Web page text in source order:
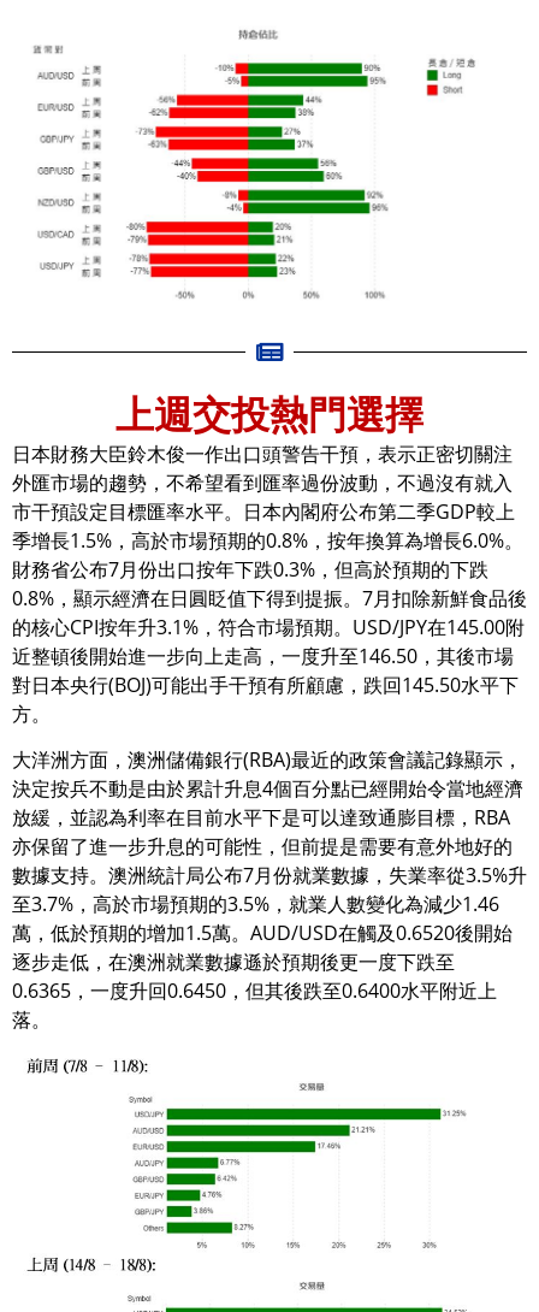
上週交投熱門選擇
日本財務大臣鈴木俊一作出口頭警告干預，表示正密切關注
外匯市場的趨勢，不希望看到匯率過份波動，不過沒有就入
市干預設定目標匯率水平。日本內閣府公布第二季GDP較上
季增長1.5%，高於市場預期的0.8%，按年換算為增長6.0%。
財務省公布7月份出口按年下跌0.3%，但高於預期的下跌
0.8%，顯示經濟在日圓眨值下得到提振。7月扣除新鮮食品後
的核心CPI按年升3.1%，符合市場預期。USD/JPY在145.00附
近整頓後開始進一步向上走高，一度升至146.50，其後市場
對日本央行(BOJ)可能出手干預有所顧慮，跌回145.50水平下
方。
大洋洲方面，澳洲儲備銀行(RBA)最近的政策會議記錄顯示，
決定按兵不動是由於累計升息4個百分點已經開始令當地經濟
放緩，並認為利率在目前水平下是可以達致通膨目標，RBA
亦保留了進一步升息的可能性，但前提是需要有意外地好的
數據支持。澳洲統計局公布7月份就業數據，失業率從3.5%升
至3.7%，高於市場預期的3.5%，就業人數變化為減少1.46
萬，低於預期的增加1.5萬。AUD/USD在觸及0.6520後開始
逐步走低，在澳洲就業數據遜於預期後更一度下跌至
0.6365，一度升回0.6450，但其後跌至0.6400水平附近上
落。